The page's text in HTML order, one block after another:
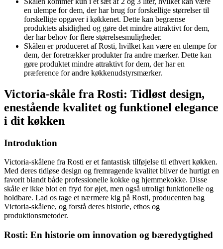
en ulempe for dem, der har brug for forskellige størrelser til
forskellige opgaver i køkkenet. Dette kan begrænse
produktets alsidighed og gøre det mindre attraktivt for dem,
der har behov for flere størrelsesmuligheder.
Skålen er produceret af Rosti, hvilket kan være en ulempe for
dem, der foretrækker produkter fra andre mærker. Dette kan
gøre produktet mindre attraktivt for dem, der har en
præference for andre køkkenudstyrsmærker.
Victoria-skåle fra Rosti: Tidløst design,
enestående kvalitet og funktionel elegance
i dit køkken
Introduktion
Victoria-skålene fra Rosti er et fantastisk tilføjelse til ethvert køkken.
Med deres tidløse design og fremragende kvalitet bliver de hurtigt en
favorit blandt både professionelle kokke og hjemmekokke. Disse
skåle er ikke blot en fryd for øjet, men også utroligt funktionelle og
holdbare. Lad os tage et nærmere kig på Rosti, producenten bag
Victoria-skålene, og forstå deres historie, ethos og
produktionsmetoder.
Rosti: En historie om innovation og bæredygtighed